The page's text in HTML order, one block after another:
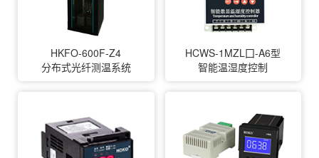
HKFO-600F-Z4
分布式光纤测温系统
HCWS-1MZL囗-A6型
智能温湿度控制